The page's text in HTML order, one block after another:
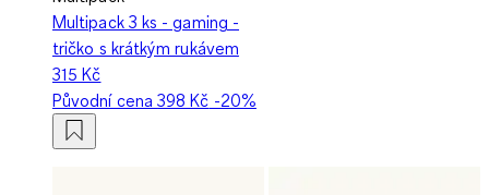
Multipack 3 ks - gaming -
tričko s krátkým rukávem
315 Kč
Původní cena398 Kč -20%